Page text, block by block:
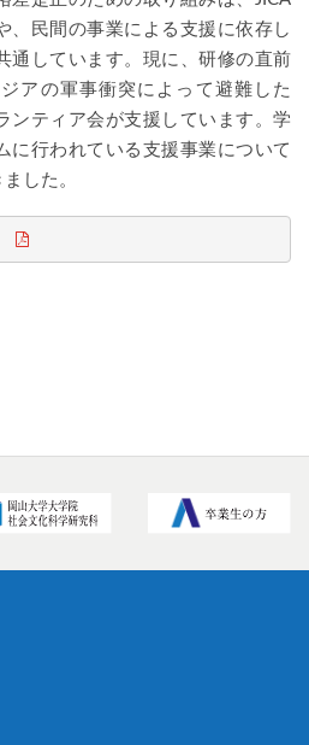
、民間の事業による支援に依存し
通しています。現に、研修の直前
アの軍事衝突によって避難した
ンティア会が支援しています。学
に行われている支援事業について
した。